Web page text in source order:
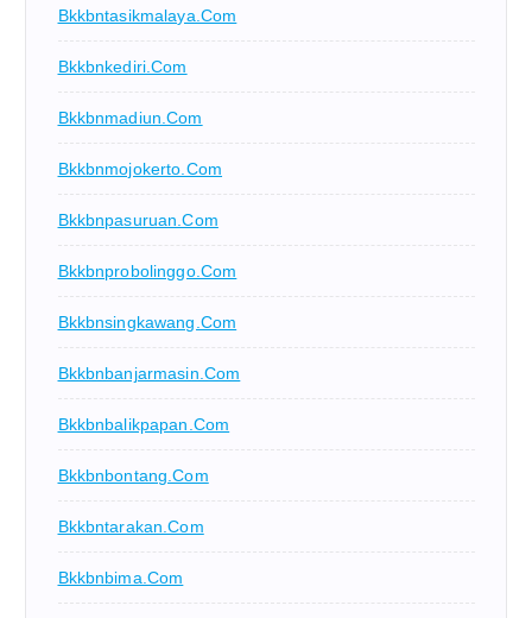
Bkkbntasikmalaya.com
Bkkbnkediri.com
Bkkbnmadiun.com
Bkkbnmojokerto.com
Bkkbnpasuruan.com
Bkkbnprobolinggo.com
Bkkbnsingkawang.com
Bkkbnbanjarmasin.com
Bkkbnbalikpapan.com
Bkkbnbontang.com
Bkkbntarakan.com
Bkkbnbima.com